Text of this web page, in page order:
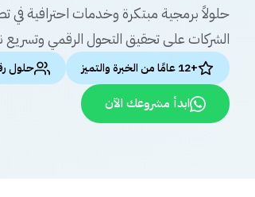
حلولاً برمجية مبتكرة وخدمات احترافية في
الشركات على تحقيق التحول الرقمي وتسريع
+12 عامًا من الخبرة والتميز حلول
ابدأ مشروعك الآن